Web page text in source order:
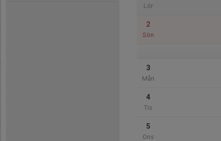
Lör
2
Sön
3
Mån
4
Tis
5
Ons